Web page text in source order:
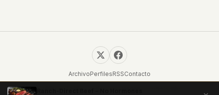
ArchivoPerfilesRSSContacto
© 2026 UFOUAP. Todos los derechos reservados.